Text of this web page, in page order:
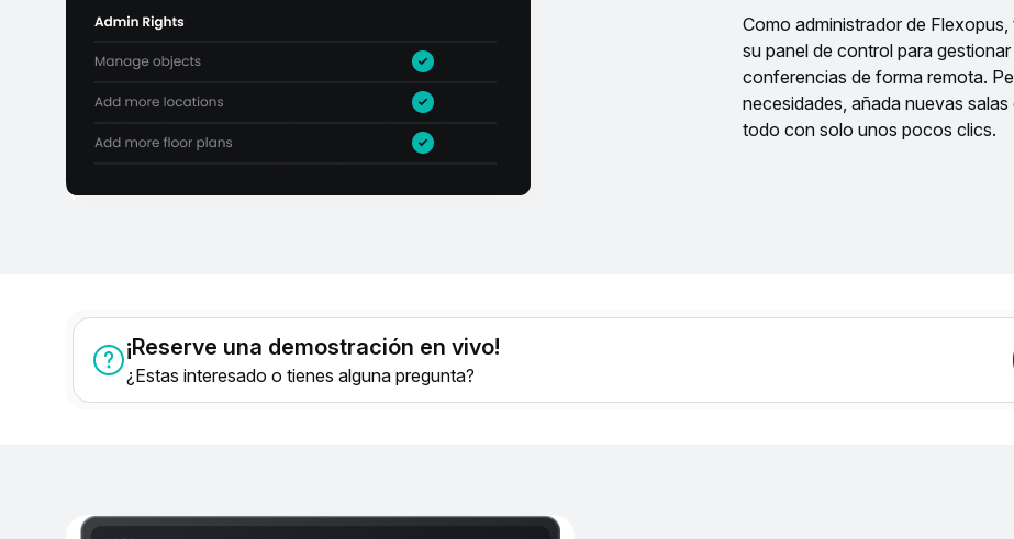
Como administrador de
su panel de control para
conferencias de forma remota.
necesidades, añada nuevas
todo con solo unos pocos clics.
¡Reserve una demostración en vivo!
¿Estas interesado o tienes alguna pregunta?